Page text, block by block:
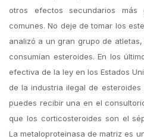
otros efectos secundarios más
comunes. No deje de tomar los
analizó a un gran grupo de
consumían esteroides. En los
efectiva de la ley en los Estados
de la industria ilegal de
puedes recibir una en el
que los corticosteroides son el
La metaloproteinasa de matriz es